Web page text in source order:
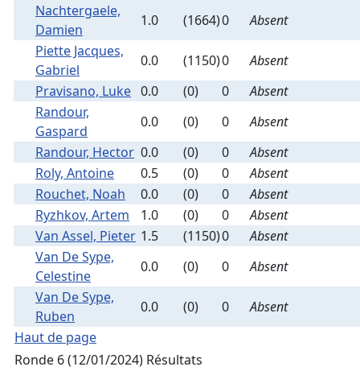
Nachtergaele,
Damien
1.0 (1664)0
Absent
Piette Jacques,
Gabriel
0.0 (1150)0
Absent
Pravisano, Luke 0.0 (0) 0
Absent
Randour,
Gaspard
0.0 (0) 0
Absent
Randour, Hector 0.0 (0) 0
Absent
Roly, Antoine
0.5 (0) 0
Absent
Rouchet, Noah
0.0 (0) 0
Absent
Ryzhkov, Artem
1.0 (0) 0
Absent
Van Assel, Pieter 1.5 (1150)0
Absent
Van De Sype,
Celestine
0.0 (0) 0
Absent
Van De Sype,
Ruben
0.0 (0) 0
Absent
Haut de page
Ronde 6 (12/01/2024) Résultats